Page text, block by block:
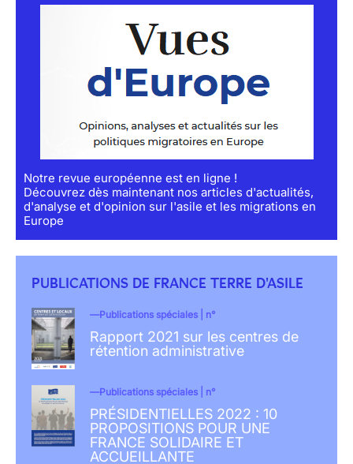
Notre revue européenne est en ligne !
Découvrez dès maintenant nos articles d'actualités,
d'analyse et d'opinion sur l'asile et les migrations en
Europe
PUBLICATIONS DE FRANCE TERRE D'ASILE
Publications spéciales | n°
Rapport 2021 sur les centres de
rétention administrative
Publications spéciales | n°
PRÉSIDENTIELLES 2022 : 10
PROPOSITIONS POUR UNE
FRANCE SOLIDAIRE ET
ACCUEILLANTE